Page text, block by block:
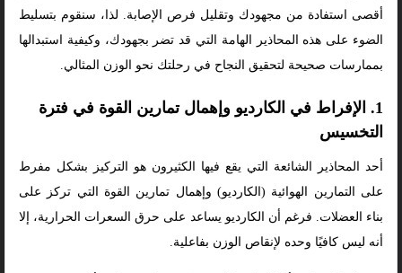
أقصى استفادة من مجهودك وتقليل فرص الإصابة. لذا، سنقوم بتسليط
الضوء على هذه المحاذير الهامة التي قد تضر بجهودك، وكيفية استبدالها
بممارسات صحيحة لتحقيق النجاح في رحلتك نحو الوزن المثالي.
1. الإفراط في الكارديو وإهمال تمارين القوة في فترة
التخسيس
أحد المحاذير الشائعة التي يقع فيها الكثيرون هو التركيز بشكل مفرط
على التمارين الهوائية (الكارديو) وإهمال تمارين القوة التي تركز على
بناء العضلات. فرغم أن الكارديو يساعد على حرق السعرات الحرارية، إلا
أنه ليس كافيًا وحده لإنقاص الوزن بفاعلية.